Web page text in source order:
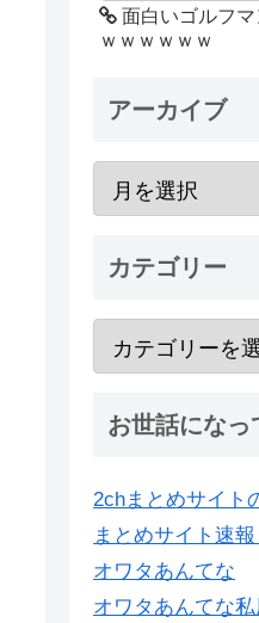
面白いゴルフ
ｗｗｗｗｗｗ
アーカイブ
カテゴリー
お世話になっ
2chまとめサイト
まとめサイト速報
オワタあんてな
オワタあんてな私